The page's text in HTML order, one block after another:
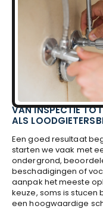
VAN INSPECTIE
ALS
Een goed resultaat
starten we vaak met
ondergrond,
beschadigingen of
aanpak het meeste
keuze, soms is
een hoogwaardige